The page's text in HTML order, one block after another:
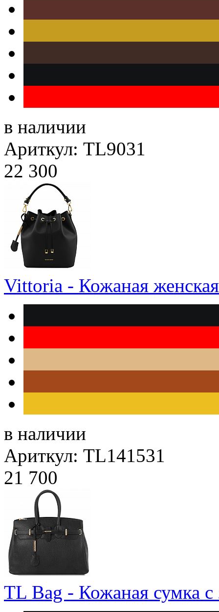
в наличии
Ариткул: TL9031
22 300
Vittoria - Кожаная
в наличии
Ариткул: TL141531
21 700
TL Bag - Кожаная сумка с